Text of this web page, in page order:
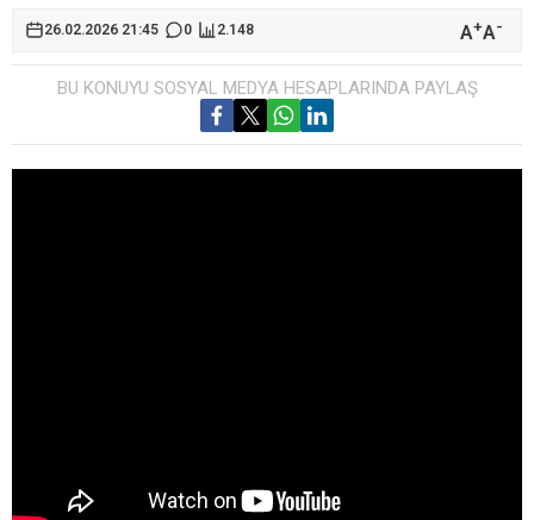
26.02.2026 21:45 0 2.148 A+A-
BU KONUYU SOSYAL MEDYA HESAPLARINDA PAYLAŞ